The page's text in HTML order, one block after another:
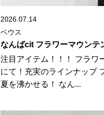
2026.07.14
ベウス
なんばcit フラワーマウンテ
注目アイテム！！！ フラワ
にて！充実のラインナップ
夏を沸かせる！ なん...